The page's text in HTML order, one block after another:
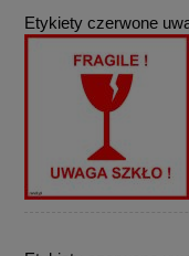
Etykiety czerwone